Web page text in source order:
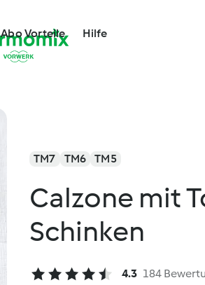
Abo Vorteile Hilfe
TM7 TM6 TM5
Calzone mit
Schinken
4.3 184